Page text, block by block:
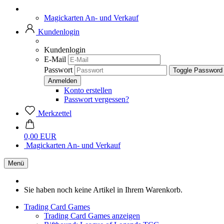
Magickarten An- und Verkauf
Kundenlogin
Kundenlogin
E-Mail
Passwort
Toggle
Konto erstellen
Passwort vergessen?
Merkzettel
0,00 EUR
Magickarten An- und Verkauf
Menü
Sie haben noch keine Artikel in Ihrem Warenkorb.
Trading Card Games
Trading Card Games anzeigen